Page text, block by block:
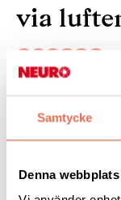
Samtycke
Denna
via
17 januari 2025
Hur mycket virus
coronavirus och
samma rum som